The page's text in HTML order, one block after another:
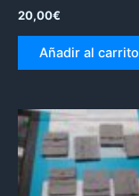
20,00€
Añadir al carrito